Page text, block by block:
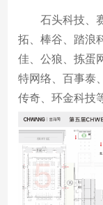
石头科技、
拓、棒谷、踏浪
佳、公狼、拣蛋
特网络、百事泰
传奇、环金科技